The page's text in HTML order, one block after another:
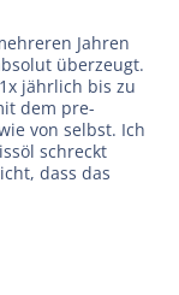
Jahren
überzeugt.
jährlich bis zu
dem pre-
von selbst. Ich
schreckt
dass das